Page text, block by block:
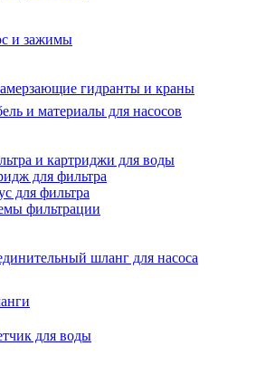
и зажимы
гидранты и краны
и материалы для насосов
и картриджи для воды
для фильтра
для фильтра
фильтрации
шланг для насоса
для воды